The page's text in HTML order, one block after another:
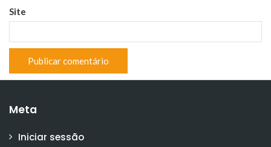
Site
Meta
Iniciar sessão